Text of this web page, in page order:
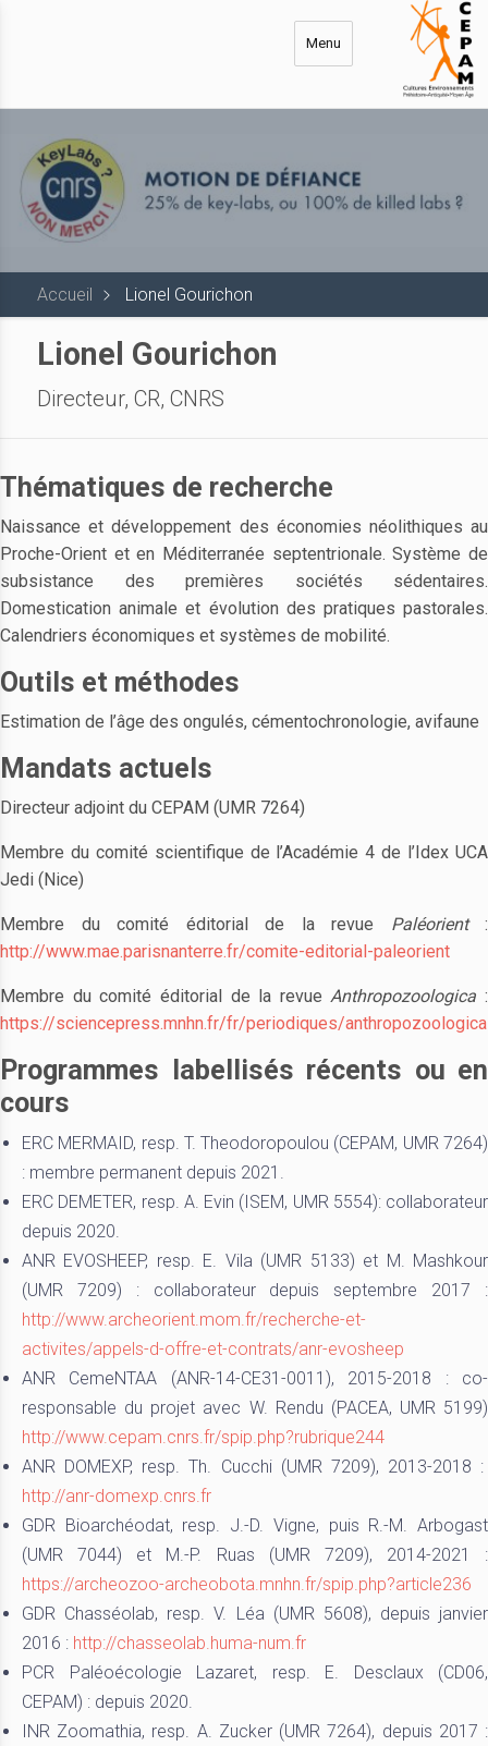
Menu
Accueil Lionel Gourichon
Lionel Gourichon
Directeur, CR, CNRS
Thématiques de recherche
Naissance et développement des économies néolithiques au
Proche-Orient et en Méditerranée septentrionale. Système de
subsistance des premières sociétés sédentaires.
Domestication animale et évolution des pratiques pastorales.
Calendriers économiques et systèmes de mobilité.
Outils et méthodes
Estimation de l’âge des ongulés, cémentochronologie, avifaune
Mandats actuels
Directeur adjoint du CEPAM (UMR 7264)
Membre du comité scientifique de l’Académie 4 de l’Idex UCA
Jedi (Nice)
Membre du comité éditorial de la revue Paléorient:
http://www.mae.parisnanterre.fr/comite-editorial-paleorient
Membre du comité éditorial de la revueAnthropozoologica :
https://sciencepress.mnhn.fr/fr/periodiques/anthropozoologica
Programmes labellisés récents ou en
cours
ERC MERMAID, resp. T. Theodoropoulou (CEPAM, UMR 7264)
: membre permanent depuis 2021.
ERC DEMETER, resp. A. Evin (ISEM, UMR 5554): collaborateur
depuis 2020.
ANR EVOSHEEP, resp. E. Vila (UMR 5133) et M. Mashkour
(UMR 7209) : collaborateur depuis septembre 2017 :
http://www.archeorient.mom.fr/recherche-et-
activites/appels-d-offre-et-contrats/anr-evosheep
ANR CemeNTAA (ANR-14-CE31-0011), 2015-2018 : co-
responsable du projet avec W. Rendu (PACEA, UMR 5199)
http://www.cepam.cnrs.fr/spip.php?rubrique244
ANR DOMEXP, resp. Th. Cucchi (UMR 7209), 2013-2018 :
http://anr-domexp.cnrs.fr
GDR Bioarchéodat, resp. J.-D. Vigne, puis R.-M. Arbogast
(UMR 7044) et M.-P. Ruas (UMR 7209), 2014-2021 :
https://archeozoo-archeobota.mnhn.fr/spip.php?article236
GDR Chasséolab, resp. V. Léa (UMR 5608), depuis janvier
2016 : http://chasseolab.huma-num.fr
PCR Paléoécologie Lazaret, resp. E. Desclaux (CD06,
CEPAM) : depuis 2020.
INR Zoomathia, resp. A. Zucker (UMR 7264), depuis 2017 :